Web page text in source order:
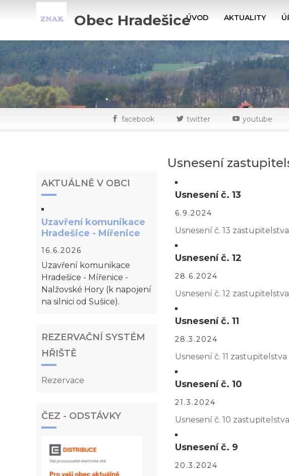
Obec HradešiceÚVOD AKTUALITY
facebook twitter youtube
AKTUÁLNĚ V OBCI
Uzavření komunikace
Hradešice - Mířenice
16.6.2026
Uzavření komunikace
Hradešice - Mířenice -
Nalžovské Hory (k napojení
na silnici od Sušice).
REZERVAČNÍ SYSTÉM
HŘIŠTĚ
Rezervace
ČEZ - ODSTÁVKY
Usnesení
Usnesení č. 13
6.9.2024
Usnesení č. 13
Usnesení č. 12
28.6.2024
Usnesení č. 12
Usnesení č. 11
28.3.2024
Usnesení č. 11
Usnesení č. 10
21.3.2024
Usnesení č. 10
Usnesení č. 9
20.3.2024